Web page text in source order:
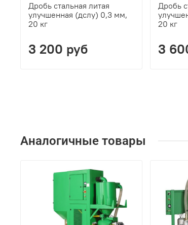
Дробь стальная литая
улучшенная (дслу) 0,3 мм,
20 кг
3 200 руб
Дробь
20 кг
3
Аналогичные товары